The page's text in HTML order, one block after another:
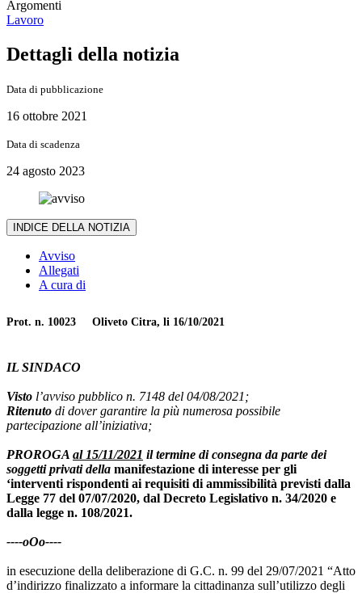
Argomenti
Lavoro
Dettagli della notizia
Data di pubblicazione
16 ottobre 2021
Data di scadenza
24 agosto 2023
INDICE DELLA NOTIZIA
Avviso
Allegati
A cura di
Prot. n. 10023 Oliveto Citra, li 16/10/2021
IL SINDACO
Visto l’avviso pubblico n. 7148 del 04/08/2021;
Ritenuto di dover garantire la più numerosa possibile
partecipazione all’iniziativa;
PROROGA al 15/11/2021 il termine di consegna da parte dei
soggetti privati della manifestazione di interesse per gli
‘interventi rispondenti ai requisiti di ammissibilità previsti dalla
Legge 77 del 07/07/2020, dal Decreto Legislativo n. 34/2020 e
dalla legge n. 108/2021.
----oOo----
in esecuzione della deliberazione di G.C. n. 99 del 29/07/2021 “Atto
d’indirizzo finalizzato a informare la cittadinanza sull’utilizzo degli